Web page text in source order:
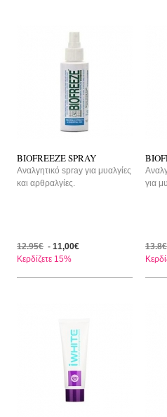
BIOFREEZE SPRAY
Αναλγητικό spray για μυαλγίες
και αρθραλγίες.
12.95€ - 11,00€
Κερδίζετε 15%
για
13.8€